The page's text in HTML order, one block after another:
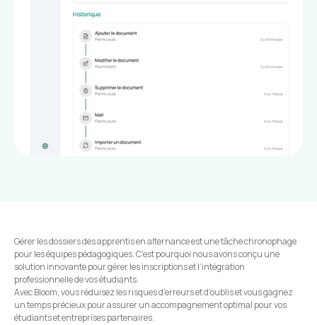
Gérer les dossiers des apprentis en alternance est une tâche chronophage
pour les équipes pédagogiques. C’est pourquoi nous avons conçu une
solution innovante pour gérer les inscriptions et l’intégration
professionnelle de vos étudiants.
Avec Bloom, vous réduisez les risques d’erreurs et d’oublis et vous gagnez
un temps précieux pour assurer un accompagnement optimal pour vos
étudiants et entreprises partenaires.